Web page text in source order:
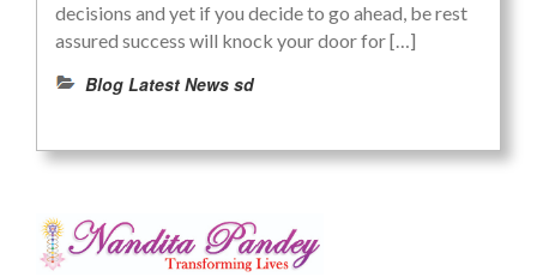
decisions and yet if you decide to go ahead, be rest
assured success will knock your door for […]
Blog Latest News sd